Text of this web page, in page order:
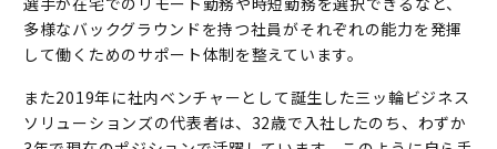
多様なバックグラウンドを持つ社員がそれぞれの能力を発揮
して働くためのサポート体制を整えています。
また2019年に社内ベンチャーとして誕生した三ッ輪ビジネス
ソリューションズの代表者は、32歳で入社したのち、わずか